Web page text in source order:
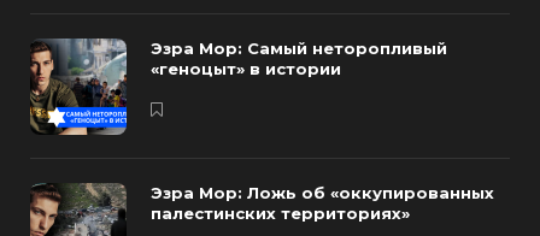
Эзра Мор: Самый неторопливый
«геноцыт» в истории
Эзра Мор: Ложь об «оккупированных
палестинских территориях»